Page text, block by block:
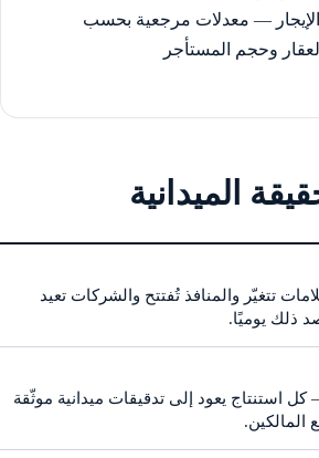
— معدلات مرجعية بحسب
وحجم المستأجر
الميدانية
تتغيّر والمنافذ تُفتتح والشركات تعيد
ذلك يوميًا.
استنتاج يعود إلى تدقيقات ميدانية موثّقة
المالكين.